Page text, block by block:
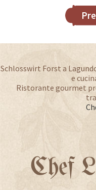
Schlosswirt Forst a
e
Ristorante gourmet
Chef